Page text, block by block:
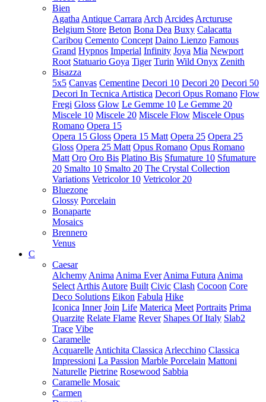
Bien
Agatha Antique Carrara Arch Arcides Arcturuse
Belgium Store Beton Bona Dea Buxy Calacatta
Caribou Cemento Concept Daino Lienzo Famous
Grand Hypnos Imperial Infinity Joya Mia Newport
Root Statuario Goya Tiger Turin Wild Onyx Zenith
Bisazza
5x5 Canvas Cementine Decori 10 Decori 20 Decori 50
Decori In Tecnica Artistica Decori Opus Romano Flow
Fregi Gloss Glow Le Gemme 10 Le Gemme 20
Miscele 10 Miscele 20 Miscele Flow Miscele Opus
Romano Opera 15
Opera 15 Gloss Opera 15 Matt Opera 25 Opera 25
Gloss Opera 25 Matt Opus Romano Opus Romano
Matt Oro Oro Bis Platino Bis Sfumature 10 Sfumature
20 Smalto 10 Smalto 20 The Crystal Collection
Variations Vetricolor 10 Vetricolor 20
Bluezone
Glossy Porcelain
Bonaparte
Mosaics
Brennero
Venus
C
Caesar
Alchemy Anima Anima Ever Anima Futura Anima
Select Arthis Autore Built Civic Clash Cocoon Core
Deco Solutions Eikon Fabula Hike
Iconica Inner Join Life Materica Meet Portraits Prima
Quarzite Relate Flame Rever Shapes Of Italy Slab2
Trace Vibe
Caramelle
Acquarelle Antichita Classica Arlecchino Classica
Impressioni La Passion Marble Porcelain Mattoni
Naturelle Pietrine Rosewood Sabbia
Caramelle Mosaic
Carmen